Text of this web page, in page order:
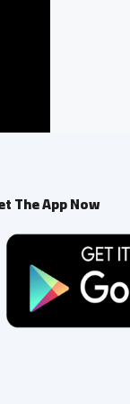
The App Now